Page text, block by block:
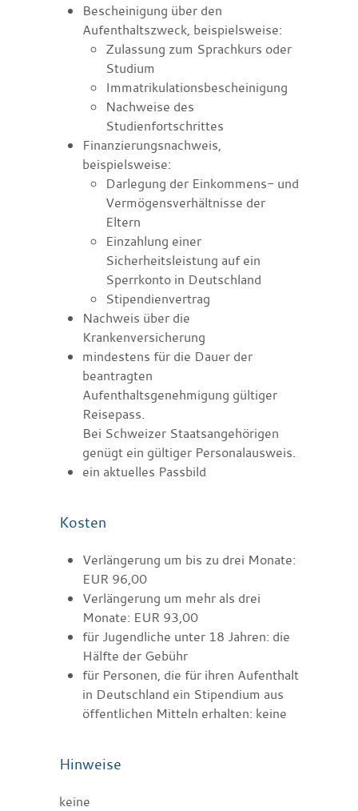
Bescheinigung über den
Aufenthaltszweck, beispielsweise:
Zulassung zum Sprachkurs oder
Studium
Immatrikulationsbescheinigung
Nachweise des
Studienfortschrittes
Finanzierungsnachweis,
beispielsweise:
Darlegung der Einkommens- und
Vermögensverhältnisse der
Eltern
Einzahlung einer
Sicherheitsleistung auf ein
Sperrkonto in Deutschland
Stipendienvertrag
Nachweis über die
Krankenversicherung
mindestens für die Dauer der
beantragten
Aufenthaltsgenehmigung gültiger
Reisepass.
Bei Schweizer Staatsangehörigen
genügt ein gültiger Personalausweis.
ein aktuelles Passbild
Kosten
Verlängerung um bis zu drei Monate:
EUR 96,00
Verlängerung um mehr als drei
Monate: EUR 93,00
für Jugendliche unter 18 Jahren: die
Hälfte der Gebühr
für Personen, die für ihren Aufenthalt
in Deutschland ein Stipendium aus
öffentlichen Mitteln erhalten: keine
Hinweise
keine